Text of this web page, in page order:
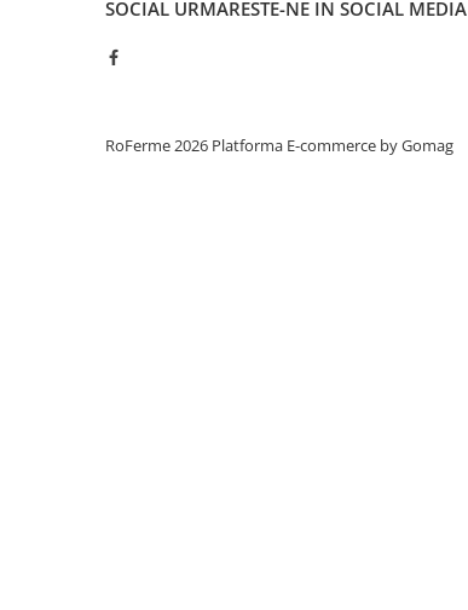
SOCIAL URMARESTE-NE IN SOCIAL MEDIA
RoFerme 2026 Platforma E-commerce by Gomag